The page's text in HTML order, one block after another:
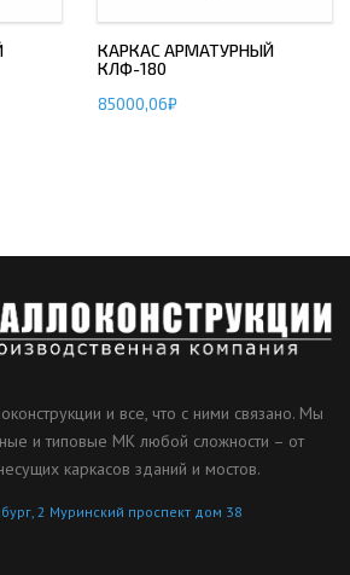
КАРКАС АРМАТУРНЫЙ
КЛФ-180
85000,06₽
и все, что с ними связано. Мы
и типовые МК любой сложности – от
каркасов зданий и мостов.
2 Муринский проспект дом 38